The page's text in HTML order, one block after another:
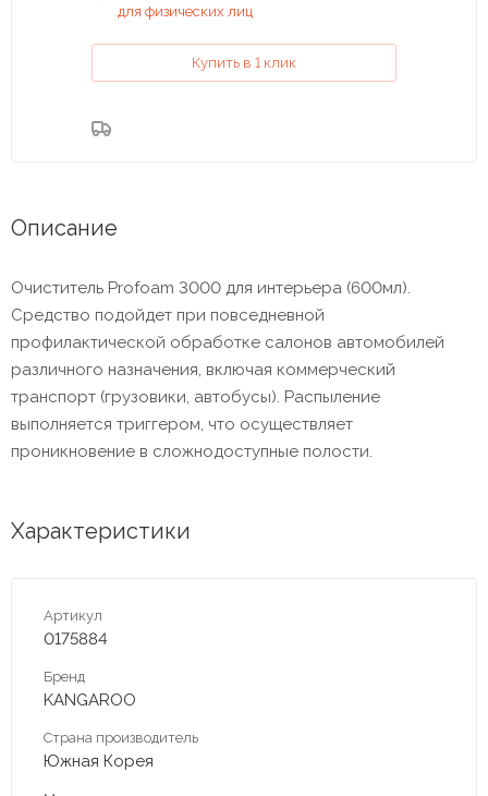
для физических лиц
Купить в 1 клик
Описание
Очиститель Profoam 3000 для интерьера (600мл).
Средство подойдет при повседневной
профилактической обработке салонов автомобилей
различного назначения, включая коммерческий
транспорт (грузовики, автобусы). Распыление
выполняется триггером, что осуществляет
проникновение в сложнодоступные полости.
Характеристики
Артикул
0175884
Бренд
KANGAROO
Страна производитель
Южная Корея